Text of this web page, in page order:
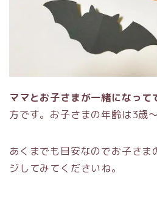
ママとお子さまが一緒になって
方です。お子さまの年齢は3歳
あくまでも目安なのでお子さま
ジしてみてくださいね。